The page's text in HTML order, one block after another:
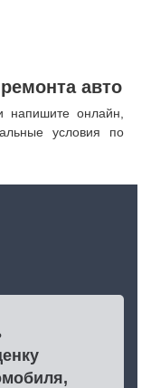
авто
онлайн,
условия по